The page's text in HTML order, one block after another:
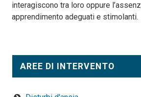
interagiscono tra loro oppure
apprendimento adeguati e stimolanti.
AREE DI INTERVENTO